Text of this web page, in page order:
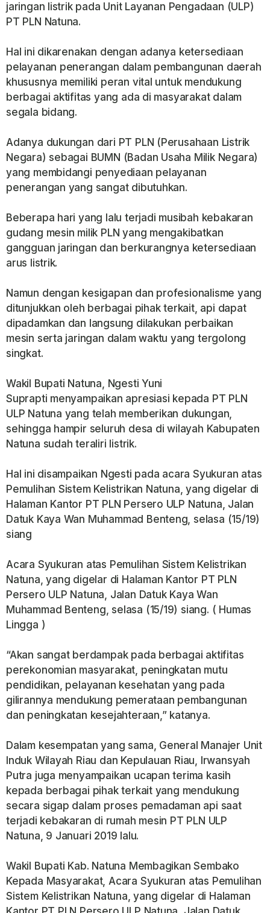
jaringan listrik pada Unit Layanan Pengadaan (ULP)
PT PLN Natuna.
Hal ini dikarenakan dengan adanya ketersediaan
pelayanan penerangan dalam pembangunan daerah
khususnya memiliki peran vital untuk mendukung
berbagai aktifitas yang ada di masyarakat dalam
segala bidang.
Adanya dukungan dari PT PLN (Perusahaan Listrik
Negara) sebagai BUMN (Badan Usaha Milik Negara)
yang membidangi penyediaan pelayanan
penerangan yang sangat dibutuhkan.
Beberapa hari yang lalu terjadi musibah kebakaran
gudang mesin milik PLN yang mengakibatkan
gangguan jaringan dan berkurangnya ketersediaan
arus listrik.
Namun dengan kesigapan dan profesionalisme yang
ditunjukkan oleh berbagai pihak terkait, api dapat
dipadamkan dan langsung dilakukan perbaikan
mesin serta jaringan dalam waktu yang tergolong
singkat.
Wakil Bupati Natuna, Ngesti Yuni
Suprapti menyampaikan apresiasi kepada PT PLN
ULP Natuna yang telah memberikan dukungan,
sehingga hampir seluruh desa di wilayah Kabupaten
Natuna sudah teraliri listrik.
Hal ini disampaikan Ngesti pada acara Syukuran atas
Pemulihan Sistem Kelistrikan Natuna, yang digelar di
Halaman Kantor PT PLN Persero ULP Natuna, Jalan
Datuk Kaya Wan Muhammad Benteng, selasa (15/19)
siang
Acara Syukuran atas Pemulihan Sistem Kelistrikan
Natuna, yang digelar di Halaman Kantor PT PLN
Persero ULP Natuna, Jalan Datuk Kaya Wan
Muhammad Benteng, selasa (15/19) siang. ( Humas
Lingga )
“Akan sangat berdampak pada berbagai aktifitas
perekonomian masyarakat, peningkatan mutu
pendidikan, pelayanan kesehatan yang pada
gilirannya mendukung pemerataan pembangunan
dan peningkatan kesejahteraan,” katanya.
Dalam kesempatan yang sama, General Manajer Unit
Induk Wilayah Riau dan Kepulauan Riau, Irwansyah
Putra juga menyampaikan ucapan terima kasih
kepada berbagai pihak terkait yang mendukung
secara sigap dalam proses pemadaman api saat
terjadi kebakaran di rumah mesin PT PLN ULP
Natuna, 9 Januari 2019 lalu.
Wakil Bupati Kab. Natuna Membagikan Sembako
Kepada Masyarakat, Acara Syukuran atas Pemulihan
Sistem Kelistrikan Natuna, yang digelar di Halaman